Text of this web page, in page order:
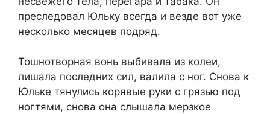
преследовал Юльку всегда и везде вот уже
несколько месяцев подряд.
Тошнотворная вонь выбивала из колеи,
лишала последних сил, валила с ног. Снова к
Юльке тянулись корявые руки с грязью под
ногтями, снова она слышала мерзкое